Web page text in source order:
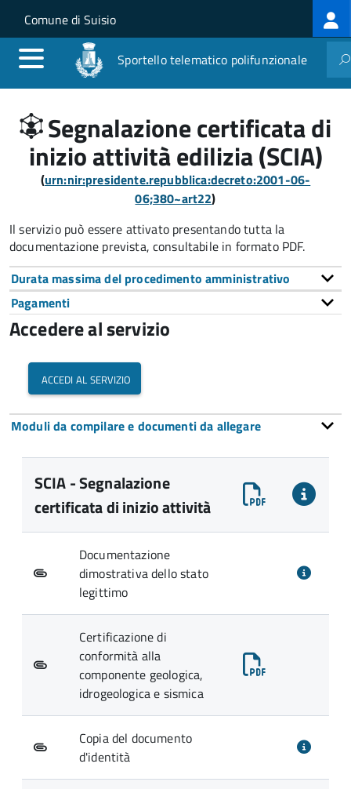
Salta al contenuto principale
Skip to site navigation
Comune di Suisio
Sportello telematico polifunzionale
Segnalazione certificata di
inizio attività edilizia (SCIA)
(urn:nir:presidente.repubblica:decreto:2001-06-
06;380~art22)
Il servizio può essere attivato presentando tutta la
documentazione prevista, consultabile in formato PDF.
Durata massima del procedimento amministrativo
Pagamenti
Accedere al servizio
accedi al servizio
Moduli da compilare e documenti da allegare
SCIA - Segnalazione
certificata di inizio attività
Documentazione
dimostrativa dello stato
legittimo
Certificazione di
conformità alla
componente geologica,
idrogeologica e sismica
Copia del documento
d'identità